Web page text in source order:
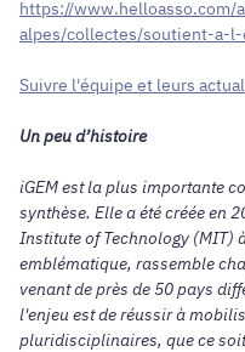
https://www.helloasso.com/
alpes/collectes/soutient-a-
Suivre l'équipe et leurs
Un peu d’histoire
iGEM est la plus importante
synthèse. Elle a été créée en
Institute of Technology (MIT)
emblématique, rassemble
venant de près de 50 pays
l'enjeu est de réussir à
pluridisciplinaires, que ce